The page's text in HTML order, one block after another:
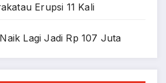
Erupsi 11 Kali
Lagi Jadi Rp 107 Juta